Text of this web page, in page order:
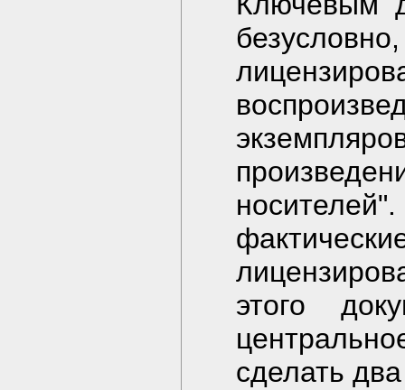
этого
сделать